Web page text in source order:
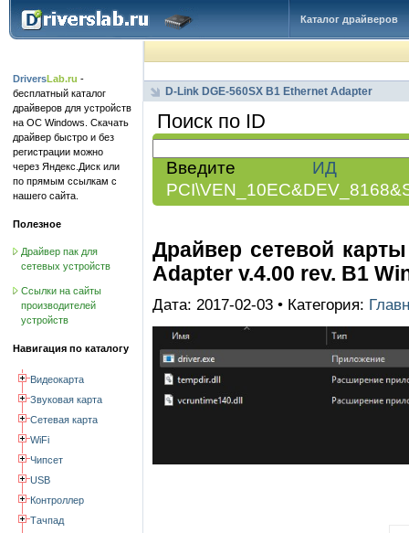
Каталог драйверов
DriversLab.ru -
бесплатный каталог
драйверов для устройств
на ОС Windows. Скачать
драйвер быстро и без
регистрации можно
через Яндекс.Диск или
по прямым ссылкам с
нашего сайта.
Полезное
Драйвер пак для
сетевых устройств
Ссылки на сайты
производителей
устройств
Навигация по каталогу
Видеокарта
Звуковая карта
Сетевая карта
WiFi
Чипсет
USB
Контроллер
Тачпад
D-Link DGE-560SX B1 Ethernet Adapter
Поиск по ID
Введите ИД
Драйвер сетевой
Adapter v.4.00 rev. B1
Дата: 2017-02-03 • Категория: